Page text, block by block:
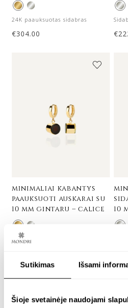
Sutikimas Išsami
Šioje svetainėje naudojami
24K paauksuotas sidabras
€304.00 €
minimaliai kabantys
paauksuoti auskarai su
10 mm gintaru – calice
24K paauksuotas sidabras
10